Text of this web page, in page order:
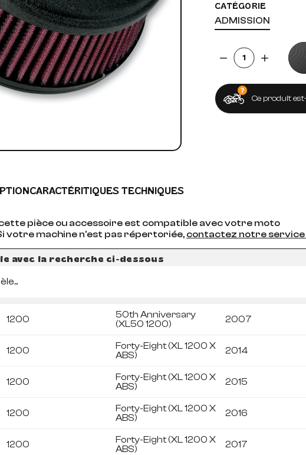
CATÉGORIE
ADMISSION
Quantité
Ce produit
CARACTÉRITIQUES TECHNIQUES
pièce ou accessoire est compatible avec votre moto
votre machine n'est pas répertoriée, contactez notre service
avec la recherche ci-dessous
1200
50th Anniversary
(XL50 1200)
2007
1200
Forty-Eight (XL 1200 X
ABS)
2014
1200
Forty-Eight (XL 1200 X
ABS)
2015
1200
Forty-Eight (XL 1200 X
ABS)
2016
1200
Forty-Eight (XL 1200 X
ABS)
2017